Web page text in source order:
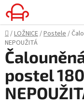
Přejít
na
obsah
Domů
/LOŽNICE/Postele/
NEPOUŽITÁ
postel